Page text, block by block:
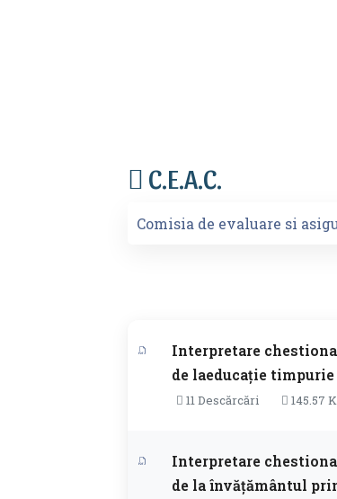
C.E.A.C.
Comisia de evaluare si
TITLU
DESCĂRCARE
Interpretare
de laeducație timpurie
11 Descărcări 145.57
Interpretare
de la învățământul